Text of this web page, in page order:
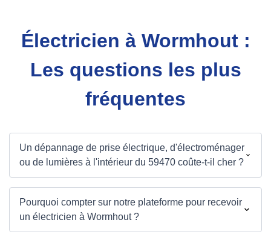
Électricien à Wormhout :
Les questions les plus
fréquentes
Un dépannage de prise électrique, d'électroménager
ou de lumières à l'intérieur du 59470 coûte-t-il cher ?
Pourquoi compter sur notre plateforme pour recevoir
un électricien à Wormhout ?